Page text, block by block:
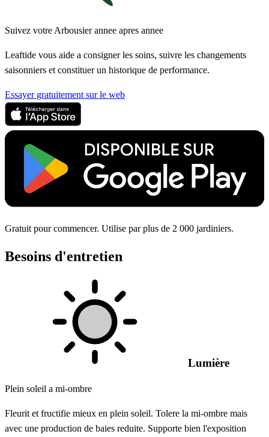
Suivez votre Arbousier annee apres annee
Leaftide vous aide a consigner les soins, suivre les changements
saisonniers et constituer un historique de performance.
Essayer gratuitement sur le web
Gratuit pour commencer. Utilise par plus de 2 000 jardiniers.
Besoins d'entretien
Lumière
Plein soleil a mi-ombre
Fleurit et fructifie mieux en plein soleil. Tolere la mi-ombre mais
avec une production de baies reduite. Supporte bien l'exposition